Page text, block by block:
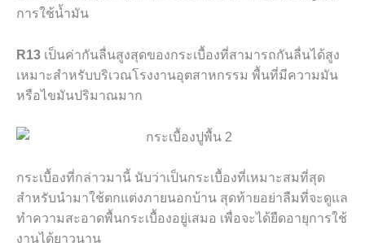
การใช้น้ำมัน
R13 เป็นค่ากันลื่นสูงสุดของกระเบื้องที่สามารถกันลื่นได้สูง
เหมาะสำหรับบริเวณโรงงานอุตสาหกรรม พื้นที่มีความมัน
หรือไขมันปริมาณมาก
กระเบื้องที่กล่าวมานี้ นับว่าเป็นกระเบื้องที่เหมาะสมที่สุด
สำหรับนำมาใช้ตกแต่งภายนอกบ้าน สุดท้ายอย่าลืมที่จะดูแล
ทำความสะอาดพื้นกระเบื้องอยู่เสมอ เพื่อจะได้ยืดอายุการใช้
งานได้ยาวนาน